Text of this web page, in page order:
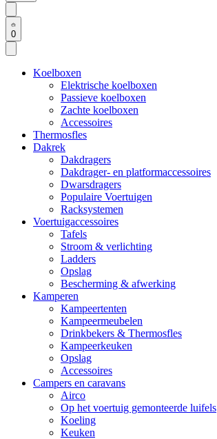
0
Koelboxen
Elektrische koelboxen
Passieve koelboxen
Zachte koelboxen
Accessoires
Thermosfles
Dakrek
Dakdragers
Dakdrager- en platformaccessoires
Dwarsdragers
Populaire Voertuigen
Racksystemen
Voertuigaccessoires
Tafels
Stroom & verlichting
Ladders
Opslag
Bescherming & afwerking
Kamperen
Kampeertenten
Kampeermeubelen
Drinkbekers & Thermosfles
Kampeerkeuken
Opslag
Accessoires
Campers en caravans
Airco
Op het voertuig gemonteerde luifels
Koeling
Keuken